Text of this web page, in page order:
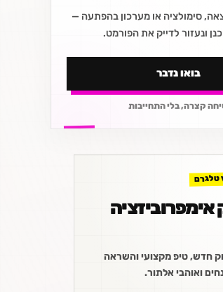
סימולציה או מערכון בהפתעה —
ונעזור לדייק את הפורמט.
בואו נדבר
קצרה, בלי התחייבות
טלגרם
חדש, טיפ מקצועי והשראה
ואוהבי אלתור.